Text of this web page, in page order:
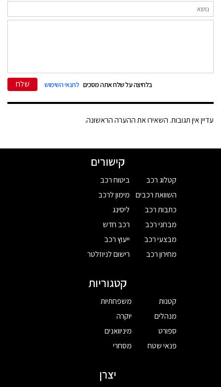
בלחיצה על שלח אתה מסכים לתנאי השימוש שלח
עדיין אין תגובות. השאירו את ההערה הראשונה.
קישורים
קטלוג רכב
השוואת רכבים
כתבות רכב
מבחני רכב
מבצעי רכב
מחירון רכב
ביטוח רכב
מימון לרכב
ליסינג
רכב חדש
ייעוץ רכב
רישום לניוזלטר
קטגוריות
קטנות
מנהלים
ספורט
פנאי שטח
משפחתיות
יוקרה
מיניוואנים
מסחרי
יצרן